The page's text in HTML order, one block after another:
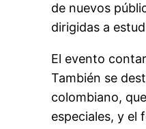
de nuevos
dirigidas a
El evento
También se
colombiano,
especiales, y el